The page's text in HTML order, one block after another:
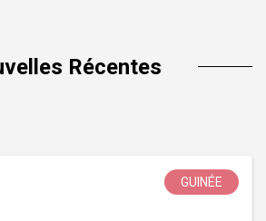
Récentes
GUINÉE